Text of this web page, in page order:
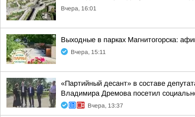
Вчера, 16:01
Выходные в парках Магнитогорска:
Вчера, 15:11
«Партийный десант» в составе
Владимира Дремова посетил
Вчера, 13:37